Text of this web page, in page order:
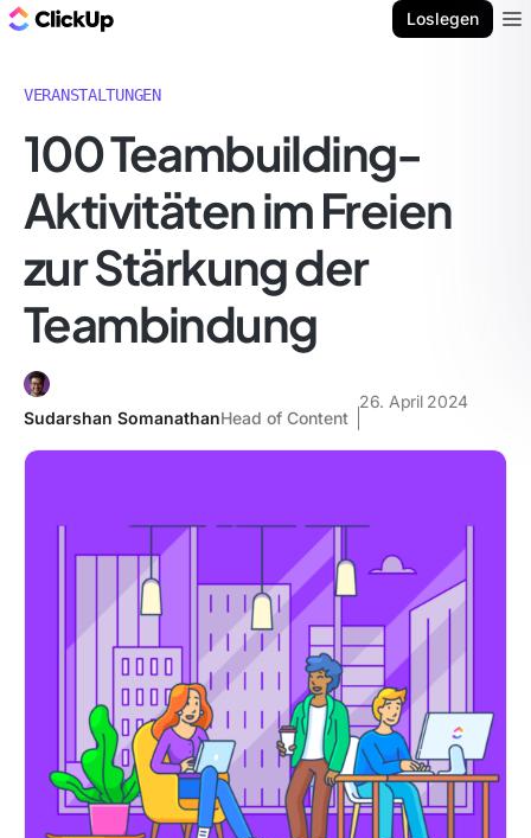
Loslegen
VERANSTALTUNGEN
100 Teambuilding-
Aktivitäten im Freien
zur Stärkung der
Teambindung
Sudarshan SomanathanHead of Content
26. April 2024